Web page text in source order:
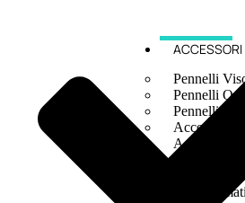
ACCESSORI
Pennelli
Pennelli
Pennelli
Accessori
Accessori